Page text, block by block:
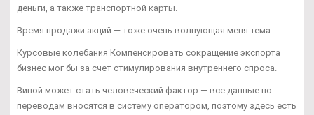
деньги, а также транспортной карты.
Время продажи акций — тоже очень волнующая меня тема.
Курсовые колебания Компенсировать сокращение экспорта
бизнес мог бы за счет стимулирования внутреннего спроса.
Виной может стать человеческий фактор — все данные по
переводам вносятся в систему оператором, поэтому здесь есть